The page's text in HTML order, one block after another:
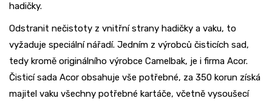
hadičky.
Odstranit nečistoty z vnitřní strany hadičky a vaku, to
vyžaduje speciální nářadí. Jedním z výrobců čisticích sad,
tedy kromě originálního výrobce Camelbak, je i firma Acor.
Čisticí sada Acor obsahuje vše potřebné, za 350 korun získá
majitel vaku všechny potřebné kartáče, včetně vysoušecí